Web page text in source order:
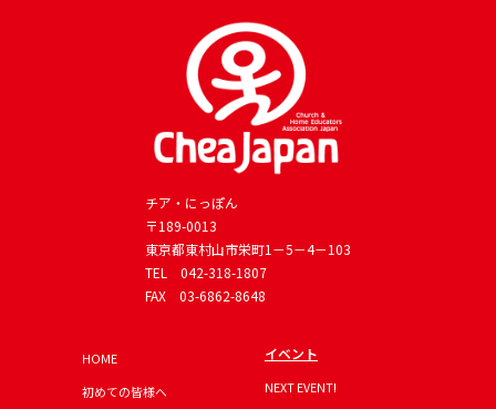
チア・にっぽん
〒189-0013
東京都東村山市栄町1－5－4－103
TEL 042-318-1807
FAX 03-6862-8648
HOME
初めての皆様へ
イベント
NEXT EVENT!